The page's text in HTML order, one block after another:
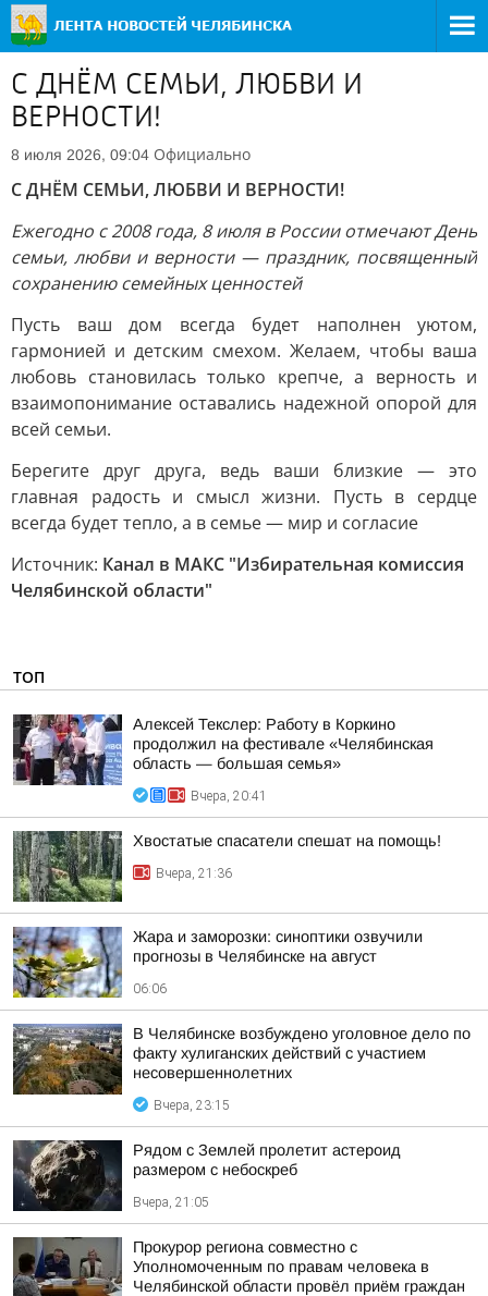
С ДНЁМ СЕМЬИ, ЛЮБВИ И
ВЕРНОСТИ!
8 июля 2026, 09:04 Официально
С ДНЁМ СЕМЬИ, ЛЮБВИ И ВЕРНОСТИ!
Ежегодно с 2008 года, 8 июля в России отмечают День
семьи, любви и верности — праздник, посвященный
сохранению семейных ценностей
Пусть ваш дом всегда будет наполнен уютом,
гармонией и детским смехом. Желаем, чтобы ваша
любовь становилась только крепче, а верность и
взаимопонимание оставались надежной опорой для
всей семьи.
Берегите друг друга, ведь ваши близкие — это
главная радость и смысл жизни. Пусть в сердце
всегда будет тепло, а в семье — мир и согласие
Источник: Канал в МАКС "Избирательная комиссия
Челябинской области"
ТОП
Алексей Текслер: Работу в Коркино
продолжил на фестивале «Челябинская
область — большая семья»
Вчера, 20:41
Хвостатые спасатели спешат на помощь!
Вчера, 21:36
Жара и заморозки: синоптики озвучили
прогнозы в Челябинске на август
06:06
В Челябинске возбуждено уголовное дело по
факту хулиганских действий с участием
несовершеннолетних
Вчера, 23:15
Рядом с Землей пролетит астероид
размером с небоскреб
Вчера, 21:05
Прокурор региона совместно с
Уполномоченным по правам человека в
Челябинской области провёл приём граждан